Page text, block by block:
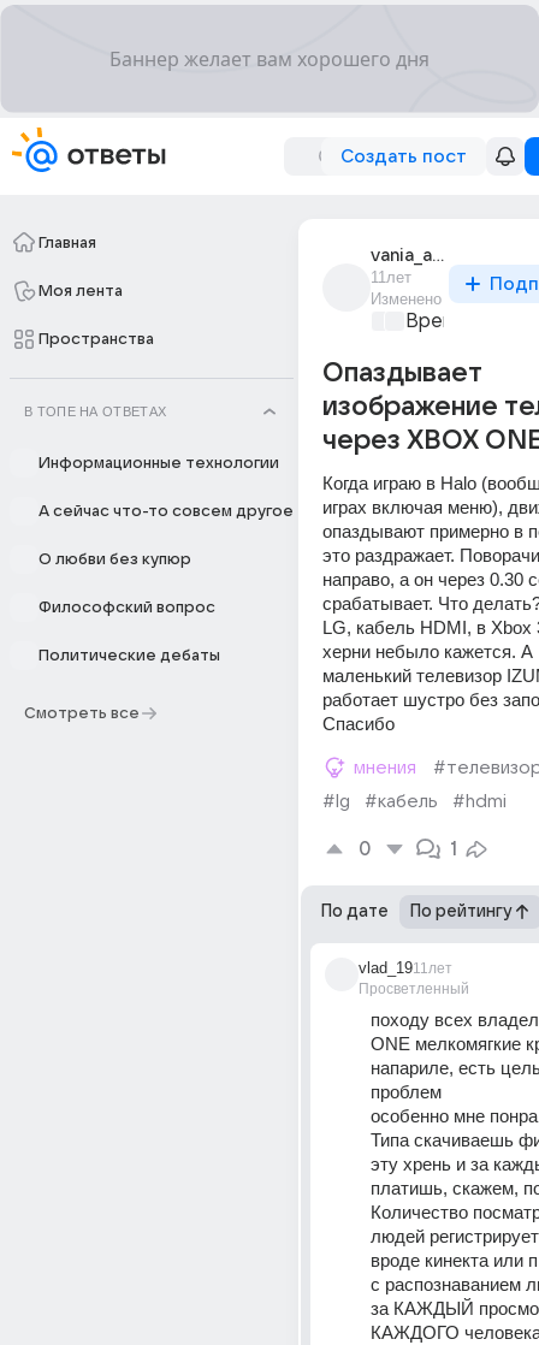
Создать пост
Главная
Моя лента
Пространства
В ТОПЕ НА ОТВЕТАХ
Информационные технологии
А сейчас что-то совсем другое
О любви без купюр
Философский вопрос
Политические дебаты
Смотреть все
vania_andreev_140
11лет
Изменено
Время игр
Опаздывает
изображение
через XBOX
Когда играю в Halo
играх включая меню),
опаздывают примерно в
это раздражает.
направо, а он через 0.30
срабатывает. Что
LG, кабель HDMI, в Xbox
херни небыло кажется. А
маленький телевизор
работает шустро без
Спасибо
мнения
#lg
#кабель #hdmi
0 1
По дате По рейтингу
vlad_19
Просветленный
11лет
походу всех
ONE мелкомягкие
напариле, есть
проблем
особенно мне
Типа скачиваешь
эту хрень и за
платишь, скажем,
Количество
людей
вроде кинекта или
с распознаванием
за КАЖДЫЙ
КАЖДОГО